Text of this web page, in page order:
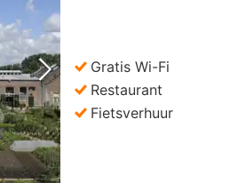
Volgende foto
Gratis Wi-Fi
Restaurant
Fietsverhuur